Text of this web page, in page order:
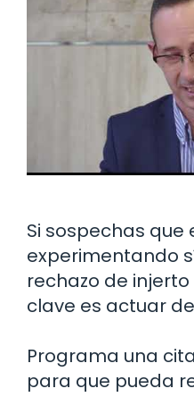
Si sospechas que
experimentando
rechazo de
clave es actuar
Programa una
para que pueda